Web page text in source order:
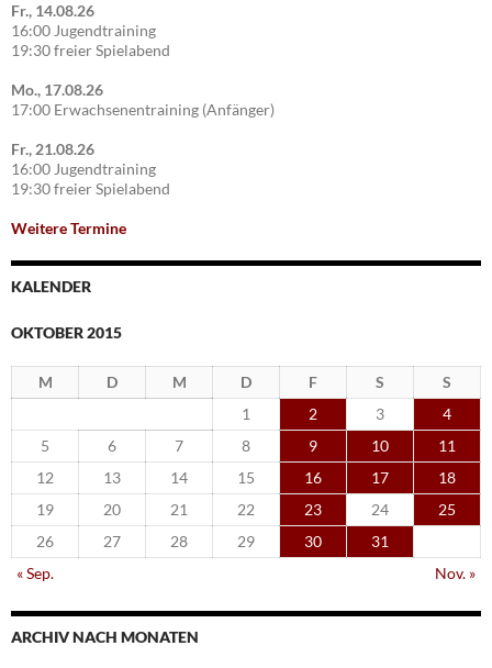
Fr., 14.08.26
16:00 Jugendtraining
19:30 freier Spielabend
Mo., 17.08.26
17:00 Erwachsenentraining (Anfänger)
Fr., 21.08.26
16:00 Jugendtraining
19:30 freier Spielabend
Weitere Termine
KALENDER
OKTOBER 2015
M D M D F S
S
1
2 3
4
5
6 7 8 9 10
11
12
13 14 15 16 17
18
19
20 21 22 23 24
25
26
27 28 29 30
31
« Sep.
Nov. »
ARCHIV NACH MONATEN